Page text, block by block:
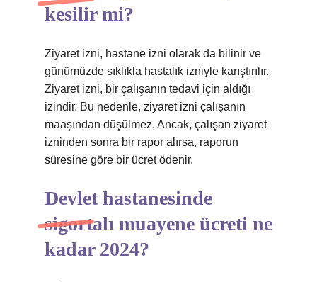
kesilir mi?
Ziyaret izni, hastane izni olarak da bilinir ve
günümüzde sıklıkla hastalık izniyle karıştırılır.
Ziyaret izni, bir çalışanın tedavi için aldığı
izindir. Bu nedenle, ziyaret izni çalışanın
maaşından düşülmez. Ancak, çalışan ziyaret
izninden sonra bir rapor alırsa, raporun
süresine göre bir ücret ödenir.
Devlet hastanesinde
sigortalı muayene ücreti ne
kadar 2024?